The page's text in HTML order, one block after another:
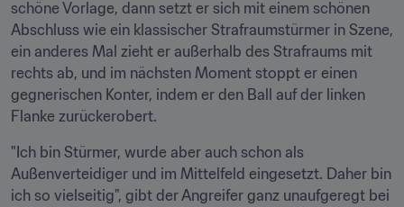
schöne Vorlage, dann setzt er sich mit einem schönen
Abschluss wie ein klassischer Strafraumstürmer in Szene,
ein anderes Mal zieht er außerhalb des Strafraums mit
rechts ab, und im nächsten Moment stoppt er einen
gegnerischen Konter, indem er den Ball auf der linken
Flanke zurückerobert.
"Ich bin Stürmer, wurde aber auch schon als
Außenverteidiger und im Mittelfeld eingesetzt. Daher bin